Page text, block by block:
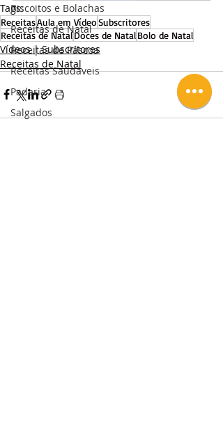
Biscoitos e Bolachas
Receitas de Natal
Receitas de Páscoa
Receitas Saudáveis
Padaria
Salgados
Tags:
ReceitasAula em VídeoSubscritores
Receitas de NatalDoces de NatalBolo de Natal
Vídeos | Subscritores
Receitas de Natal